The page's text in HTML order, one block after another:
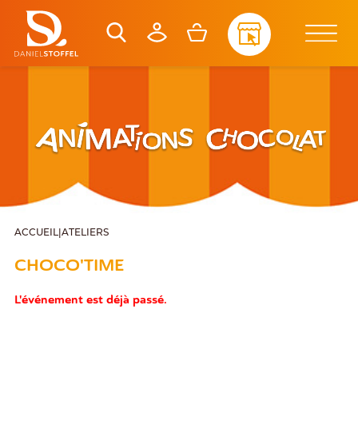
ACCUEIL| ATELIERS
CHOCO'TIME
L'événement est déjà passé.